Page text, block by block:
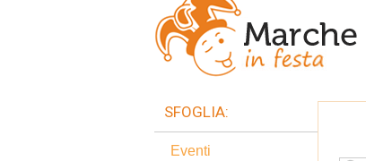
SFOGLIA:
Eventi